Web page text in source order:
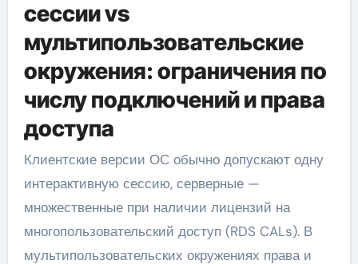
сессии vs
мультипользовательские
окружения: ограничения по
числу подключений и права
доступа
Клиентские версии ОС обычно допускают одну
интерактивную сессию, серверные —
множественные при наличии лицензий на
многопользовательский доступ (RDS CALs). В
мультипользовательских окружениях права и